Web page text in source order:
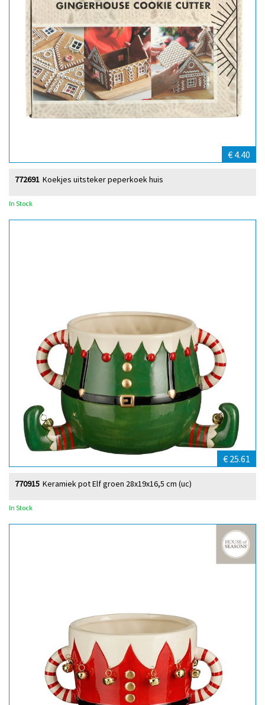
€ 4.40
Koekjes uitsteker peperkoek huis
772691
In Stock
€ 25.61
Keramiek pot Elf groen 28x19x16,5 cm (uc)
770915
In Stock